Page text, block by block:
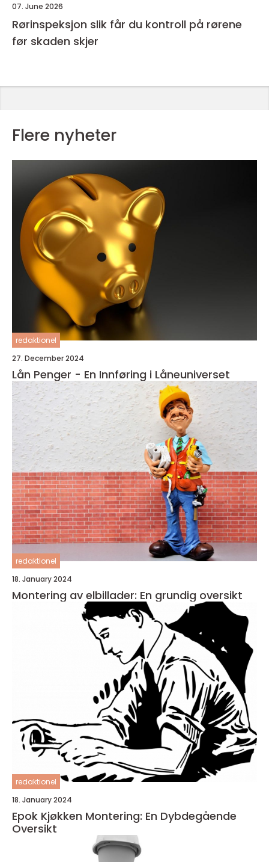
07. June 2026
Rørinspeksjon slik får du kontroll på rørene
før skaden skjer
Flere nyheter
redaktionel
27. December 2024
Lån Penger - En Innføring i Låneuniverset
redaktionel
18. January 2024
Montering av elbillader: En grundig oversikt
redaktionel
18. January 2024
Epok Kjøkken Montering: En Dybdegående
Oversikt